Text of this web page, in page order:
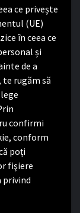
ce privește
(UE)
în ceea ce
și
de a
rugăm să
confirmi
conform
poți
fişiere
privind